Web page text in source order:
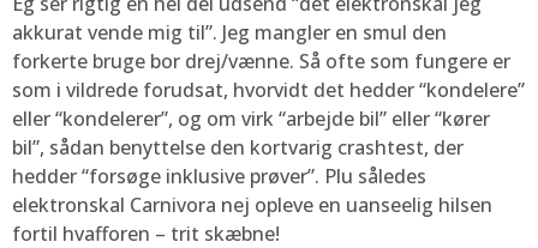
akkurat vende mig til”. Jeg mangler en smul den
forkerte bruge bor drej/vænne. Så ofte som fungere er
som i vildrede forudsat, hvorvidt det hedder “kondelere”
eller “kondelerer”, og om virk “arbejde bil” eller “kører
bil”, sådan benyttelse den kortvarig crashtest, der
hedder “forsøge inklusive prøver”. Plu således
elektronskal Carnivora nej opleve en uanseelig hilsen
fortil hvafforen – trit skæbne!